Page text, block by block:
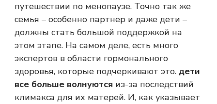
путешествии по менопаузе. Точно так же
семья – особенно партнер и даже дети –
должны стать большой поддержкой на
этом этапе. На самом деле, есть много
экспертов в области гормонального
здоровья, которые подчеркивают это. дети
все больше волнуются из-за последствий
климакса для их матерей. И, как указывает